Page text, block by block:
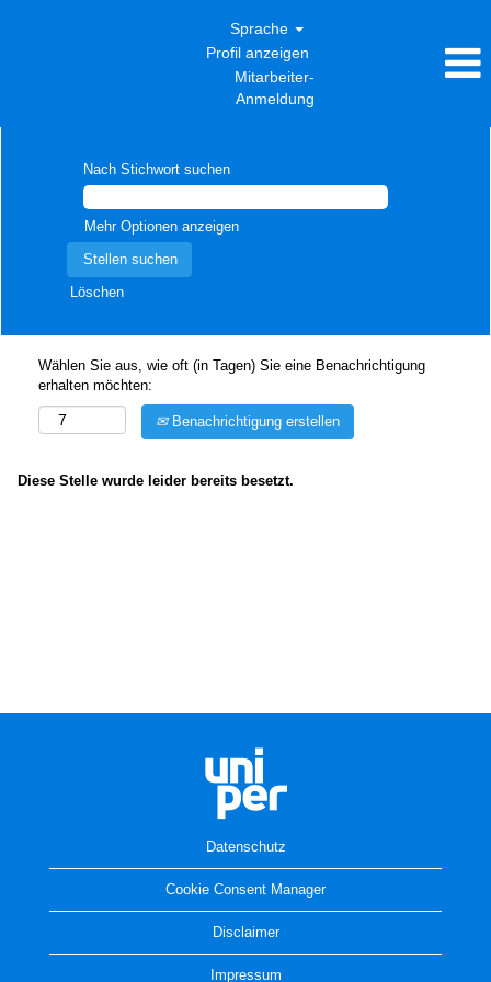
Sprache
Profil anzeigen
Mitarbeiter-
Anmeldung
Nach Stichwort suchen
Mehr Optionen anzeigen
Löschen
Wählen Sie aus, wie oft (in Tagen) Sie eine Benachrichtigung
erhalten möchten:
Benachrichtigung erstellen
Diese Stelle wurde leider bereits besetzt.
Datenschutz
Cookie Consent Manager
Disclaimer
Impressum